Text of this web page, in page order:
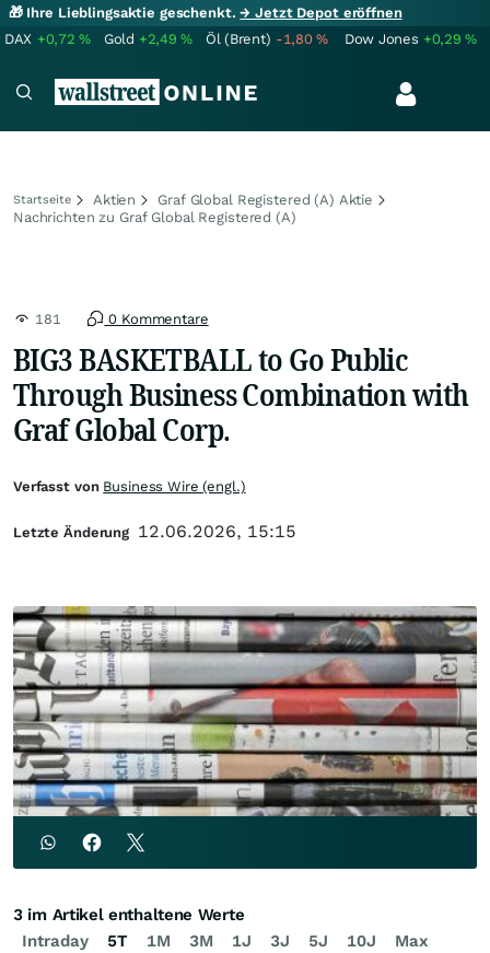
🎁 Ihre Lieblingsaktie geschenkt.→ Jetzt Depot eröffnen
DAX +0,72% Gold +2,49% Öl (Brent) -1,80% Dow Jones +0,29%
Startseite Aktien
Graf Global Registered (A) Aktie
Nachrichten zu Graf Global Registered (A)
181 0 Kommentare
BIG3 BASKETBALL to Go Public
Through Business Combination with
Graf Global Corp.
Verfasst von Business Wire (engl.)
Letzte Änderung 12.06.2026, 15:15
Intraday 5T 1M 3M 1J 3J 5J 10J Max
3 im Artikel enthaltene Werte